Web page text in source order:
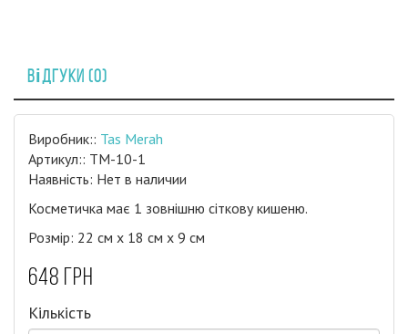
Відгуки (0)
Виробник:: Tas Merah
Артикул:: TM-10-1
Наявність: Нет в наличии
Косметичка має 1 зовнішню сіткову кишеню.
Розмір: 22 см х 18 см х 9 см
648 грн
Кількість